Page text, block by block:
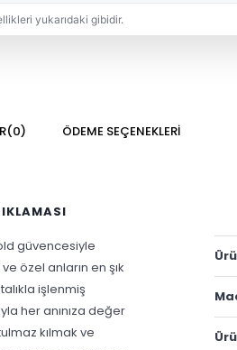
yukarıdaki gibidir.
(0) ÖDEME SEÇENEKLERI
güvencesiyle
ve özel anların en şık
işlenmiş
her anınıza değer
kılmak ve